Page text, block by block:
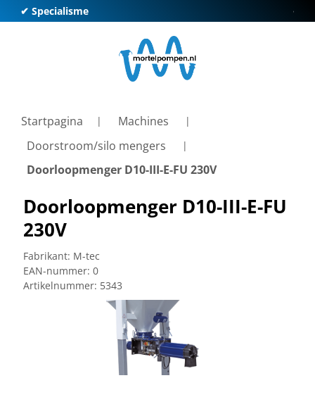
✔ Specialisme ✔
Startpagina
Machines
Doorstroom/silo mengers
Doorloopmenger D10-III-E-FU 230V
Doorloopmenger D10-III-E-FU
230V
Fabrikant: M-tec
EAN-nummer: 0
Artikelnummer: 5343